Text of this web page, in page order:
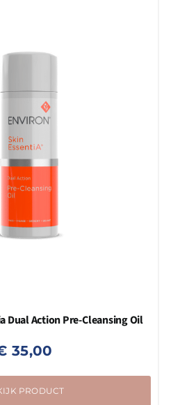
Dual Action Pre-Cleansing Oil
35,00
PRODUCT